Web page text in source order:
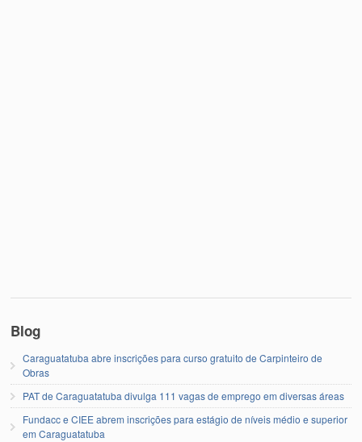
Blog
Caraguatatuba abre inscrições para curso gratuito de Carpinteiro de
Obras
PAT de Caraguatatuba divulga 111 vagas de emprego em diversas áreas
Fundacc e CIEE abrem inscrições para estágio de níveis médio e superior
em Caraguatatuba